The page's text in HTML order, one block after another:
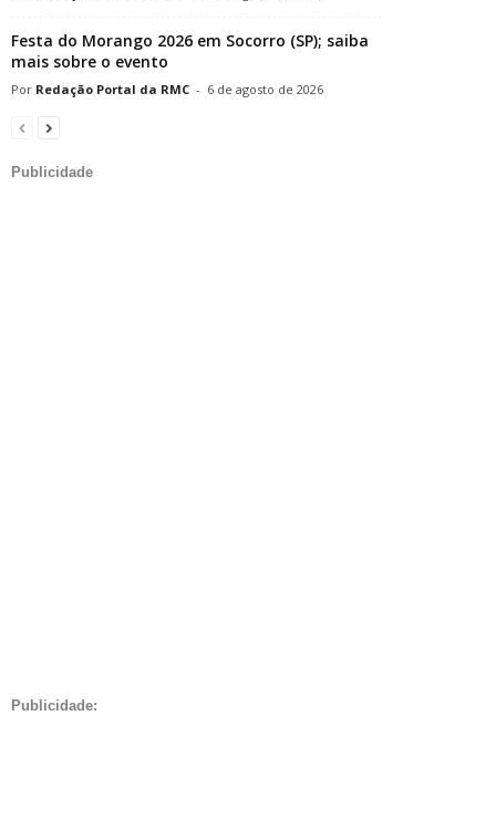
Festa do Morango 2026 em Socorro (SP); saiba
mais sobre o evento
Redação Portal da RMC - 6 de agosto de 2026
Publicidade
Publicidade: